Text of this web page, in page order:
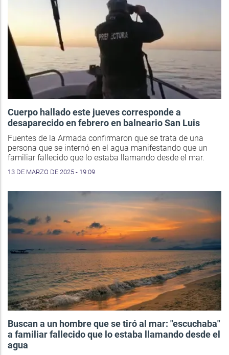
Cuerpo hallado este jueves corresponde a
desaparecido en febrero en balneario San Luis
Fuentes de la Armada confirmaron que se trata de una
persona que se internó en el agua manifestando que un
familiar fallecido que lo estaba llamando desde el mar.
13 DE MARZO DE 2025 - 19:09
Buscan a un hombre que se tiró al mar: "escuchaba"
a familiar fallecido que lo estaba llamando desde el
agua